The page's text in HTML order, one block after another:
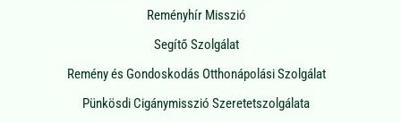
Reményhír Misszió
Segítő Szolgálat
Remény és Gondoskodás Otthonápolási Szolgálat
Pünkösdi Cigánymisszió Szeretetszolgálata